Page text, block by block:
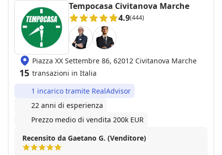
Tempocasa Civitanova Marche
4.9(444)
Piazza XX Settembre 86, 62012 Civitanova Marche
15 transazioni in Italia
1 incarico tramite RealAdvisor
22 anni di esperienza
Prezzo medio di vendita 200k EUR
Recensito da Gaetano G. (Venditore)